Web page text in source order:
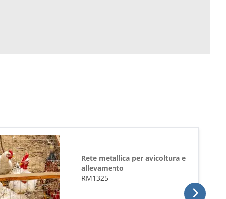
Rete metallica per avicoltura e
allevamento
RM1325